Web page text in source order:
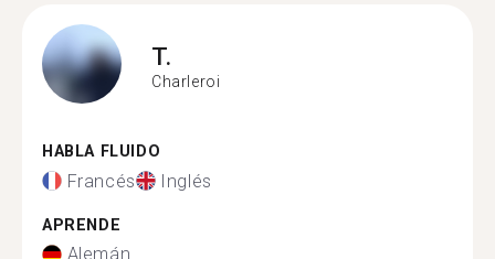
T.
Charleroi
HABLA FLUIDO
Francés Inglés
APRENDE
Alemán